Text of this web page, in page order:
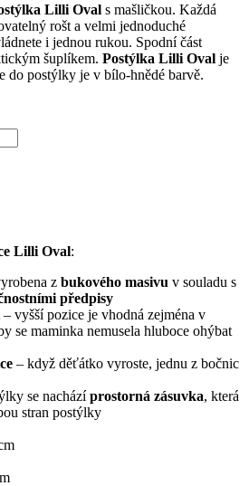
Lilli Oval s mašličkou. Každá
rošt a velmi jednoduché
i jednou rukou. Spodní část
šuplíkem. Postýlka Lilli Oval je
do postýlky je v bílo-hnědé barvě.
Lilli Oval:
z bukového masivu v souladu s
předpisy
– vyšší pozice je vhodná zejména v
se maminka nemusela hluboce ohýbat
– když děťátko vyroste, jednu z bočnic
se nacházíprostorná zásuvka, která
stran postýlky